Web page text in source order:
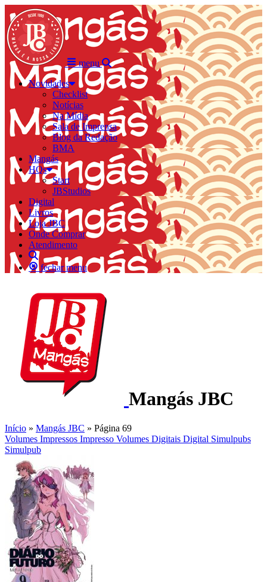
menu
Novidades
Checklist
Notícias
Na Mídia
Sala de Imprensa
Blog da Redação
BMA
Mangás
HQs
Start
JBStudios
Digital
Livros
Loja JBC
Onde Comprar
Atendimento
fechar menu
Mangás JBC
Início » Mangás JBC » Página 69
Volumes Impressos Impresso Volumes Digitais Digital Simulpubs
Simulpub